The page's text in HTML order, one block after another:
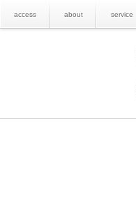
access about service